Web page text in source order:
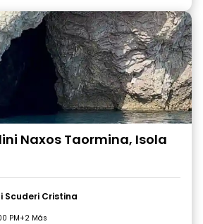
Naxos Taormina, Isola
Scuderi Cristina
PM+2 Más